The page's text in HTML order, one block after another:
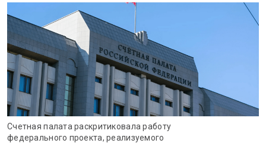
Счетная палата раскритиковала работу
федерального проекта, реализуемого